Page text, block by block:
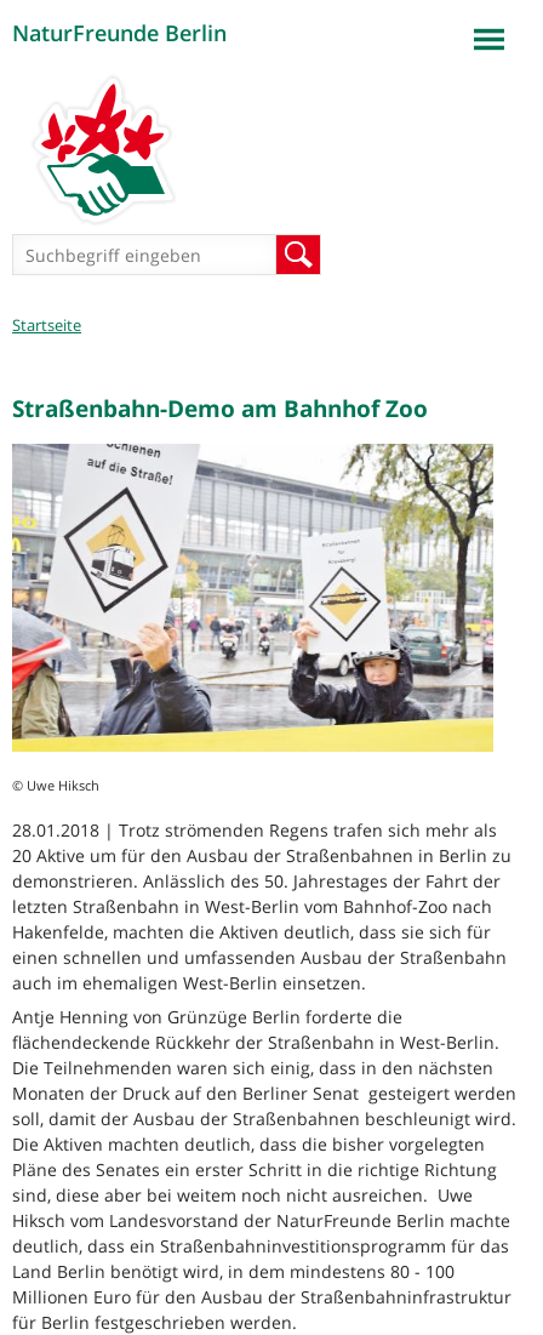
NaturFreunde Berlin
Suchformular
Sie
Startseite
Straßenbahn-Demo am Bahnhof Zoo
© Uwe Hiksch
28.01.2018 | Trotz strömenden Regens trafen sich mehr als
20 Aktive um für den Ausbau der Straßenbahnen in Berlin zu
demonstrieren. Anlässlich des 50. Jahrestages der Fahrt der
letzten Straßenbahn in West-Berlin vom Bahnhof-Zoo nach
Hakenfelde, machten die Aktiven deutlich, dass sie sich für
einen schnellen und umfassenden Ausbau der Straßenbahn
auch im ehemaligen West-Berlin einsetzen.
Antje Henning von Grünzüge Berlin forderte die
flächendeckende Rückkehr der Straßenbahn in West-Berlin.
Die Teilnehmenden waren sich einig, dass in den nächsten
Monaten der Druck auf den Berliner Senat gesteigert werden
soll, damit der Ausbau der Straßenbahnen beschleunigt wird.
Die Aktiven machten deutlich, dass die bisher vorgelegten
Pläne des Senates ein erster Schritt in die richtige Richtung
sind, diese aber bei weitem noch nicht ausreichen. Uwe
Hiksch vom Landesvorstand der NaturFreunde Berlin machte
deutlich, dass ein Straßenbahninvestitionsprogramm für das
Land Berlin benötigt wird, in dem mindestens 80 - 100
Millionen Euro für den Ausbau der Straßenbahninfrastruktur
für Berlin festgeschrieben werden.